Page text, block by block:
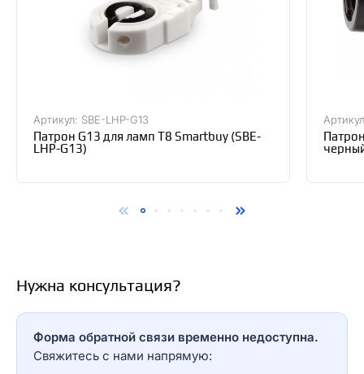
Артикул: SBE-LHP-G13
Патрон G13 для ламп T8 Smartbuy (SBE-
LHP-G13)
Нужна консультация?
Форма обратной связи временно недоступна.
Свяжитесь с нами напрямую: